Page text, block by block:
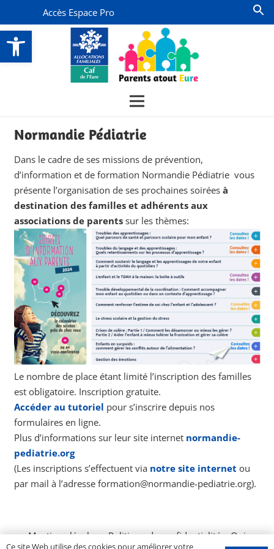
Ouvrir la barre d’outils
Accès Espace Pro
Normandie Pédiatrie
Dans le cadre de ses missions de prévention,
d’information et de formation Normandie Pédiatrie vous
présente l’organisation de ses prochaines soiréesà
destination des familles et adhérents aux
associations de parentssur les thèmes:
Le nombre de place étant limité l’inscription des familles
est obligatoire. Inscription gratuite.
Accéder au tutoriel pour s’inscrire depuis nos
formulaires en ligne.
Plus d’informations sur leur site internet normandie-
pediatrie.org
(Les inscriptions s’effectuent via notre site internet ou
par mail à l’adresse formation@normandie-pediatrie.org).
Mentions légales–Politique de confidentialité–Qui
Ce site Web utilise des cookies pour améliorer votre